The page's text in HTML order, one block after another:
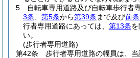
5
自転車専用道路及び自転車歩行者
3条
第5条から第39条 まで及び前
行者専用道路にあっては、 第13条
い。
(歩行者専用道路)
第42条
歩行者専用道路の幅員は、